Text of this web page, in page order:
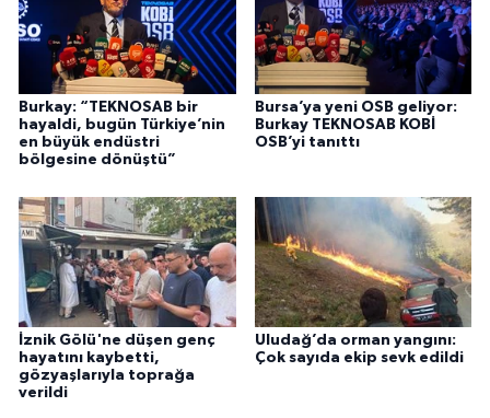
Burkay: “TEKNOSAB bir
hayaldi, bugün Türkiye’nin
en büyük endüstri
bölgesine dönüştü”
Bursa’ya yeni OSB geliyor:
Burkay TEKNOSAB KOBİ
OSB’yi tanıttı
İznik Gölü'ne düşen genç
hayatını kaybetti,
gözyaşlarıyla toprağa
verildi
Uludağ’da orman yangını:
Çok sayıda ekip sevk edildi